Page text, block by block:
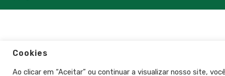
Cookies
Ao clicar em “Aceitar” ou continuar a visualizar nosso site,